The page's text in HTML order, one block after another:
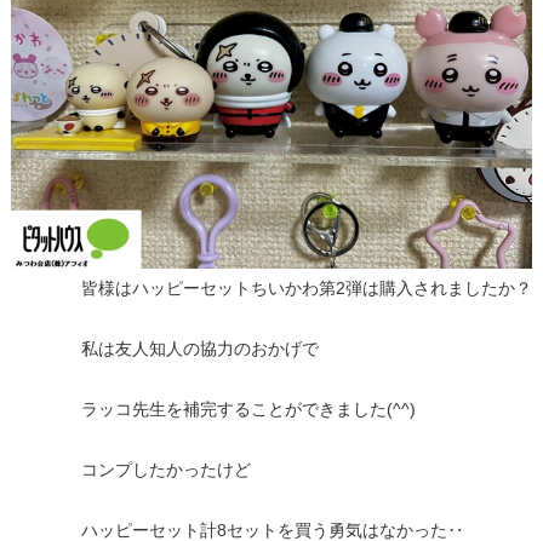
皆様はハッピーセットちいかわ第2弾は購入されましたか？
私は友人知人の協力のおかげで
ラッコ先生を補完することができました(^^)
コンプしたかったけど
ハッピーセット計8セットを買う勇気はなかった‥